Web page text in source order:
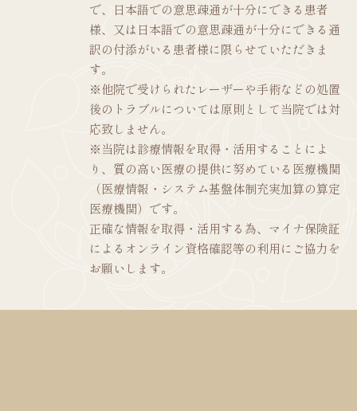
で、日本語での意思疎通が十分にできる患者
様、又は日本語での意思疎通が十分にできる通
訳の付添がいる患者様に限らせていただきま
す。
※他院で受けられたレーザーや手術などの処置
後のトラブルについては原則として当院では対
応致しません。
※当院は診療情報を取得・活用することによ
り、質の高い医療の提供に努めている医療機関
（医療情報・システム基盤体制充実加算の算定
医療機関）です。
正確な情報を取得・活用する為、マイナ保険証
によるオンライン資格確認等の利用にご協力を
お願いします。